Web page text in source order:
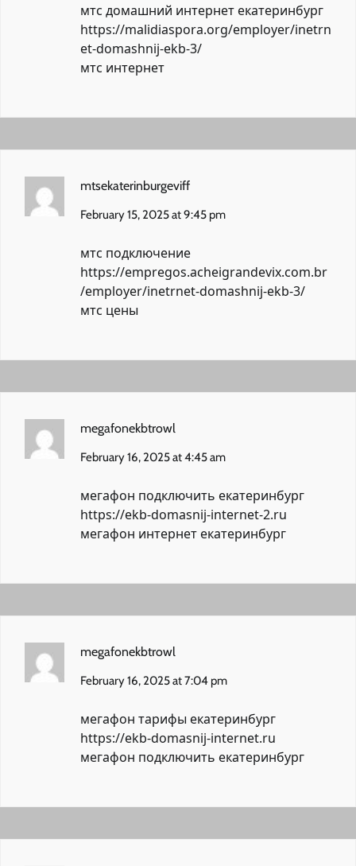
мтс домашний интернет екатеринбург
https://malidiaspora.org/employer/inetrn
et-domashnij-ekb-3/
мтс интернет
mtsekaterinburgeviff
February 15, 2025 at 9:45 pm
мтс подключение
https://empregos.acheigrandevix.com.br
/employer/inetrnet-domashnij-ekb-3/
мтс цены
megafonekbtrowl
February 16, 2025 at 4:45 am
мегафон подключить екатеринбург
https://ekb-domasnij-internet-2.ru
мегафон интернет екатеринбург
megafonekbtrowl
February 16, 2025 at 7:04 pm
мегафон тарифы екатеринбург
https://ekb-domasnij-internet.ru
мегафон подключить екатеринбург